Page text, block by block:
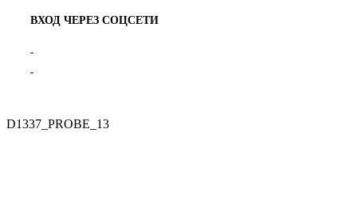
ВХОД ЧЕРЕЗ СОЦСЕТИ